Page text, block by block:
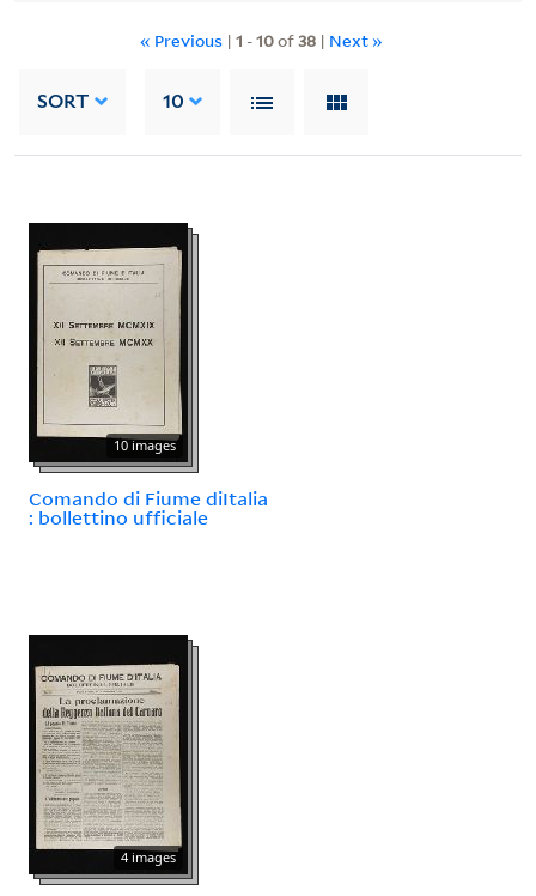
« Previous | 1 -10of38| Next »
SORT 10
10 images
Comando di Fiume diItalia
: bollettino ufficiale
4 images